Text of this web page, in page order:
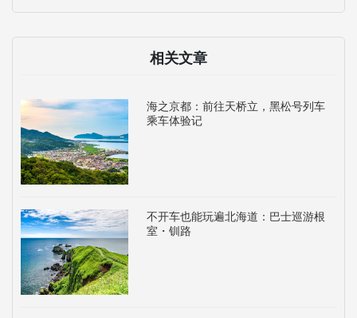
相关文章
海之京都：前往天桥立，黑松号列车
乘车体验记
不开车也能玩遍北海道：巴士巡游根
室・钏路